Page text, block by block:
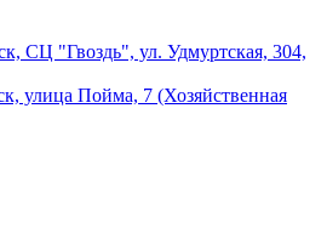
СЦ "Гвоздь", ул. Удмуртская, 304,
улица Пойма, 7 (Хозяйственная